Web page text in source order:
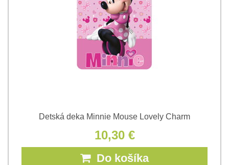
Detská deka Minnie Mouse Lovely Charm
10,30 €
Do košíka